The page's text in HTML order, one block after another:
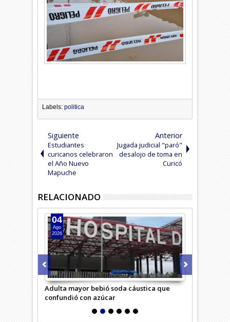
Labels:politica
Siguiente
Estudiantes
curicanos celebraron
el Año Nuevo
Mapuche
Anterior
Jugada judicial "paró"
desalojo de toma en
Curicó
RELACIONADO
Adulta mayor bebió soda cáustica que
confundió con azúcar
04
Ago
2026